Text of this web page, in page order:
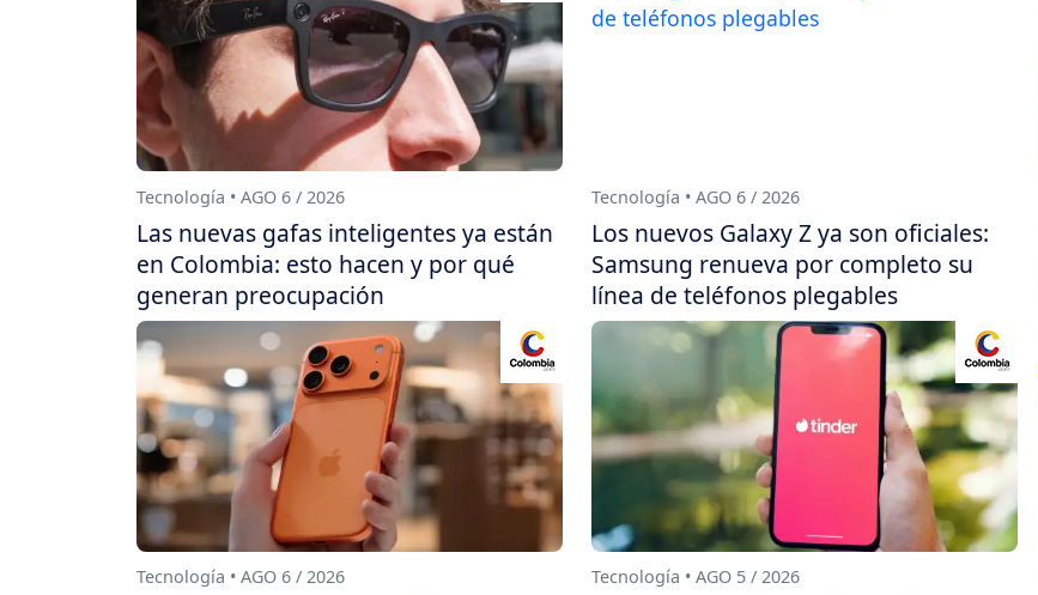
Tecnología • AGO 6 / 2026
Las nuevas gafas inteligentes ya están
en Colombia: esto hacen y por qué
generan preocupación
Tecnología • AGO 6 / 2026
Los nuevos Galaxy Z ya son oficiales:
Samsung renueva por completo su
línea de teléfonos plegables
Tecnología • AGO 6 / 2026 Tecnología • AGO 5 / 2026